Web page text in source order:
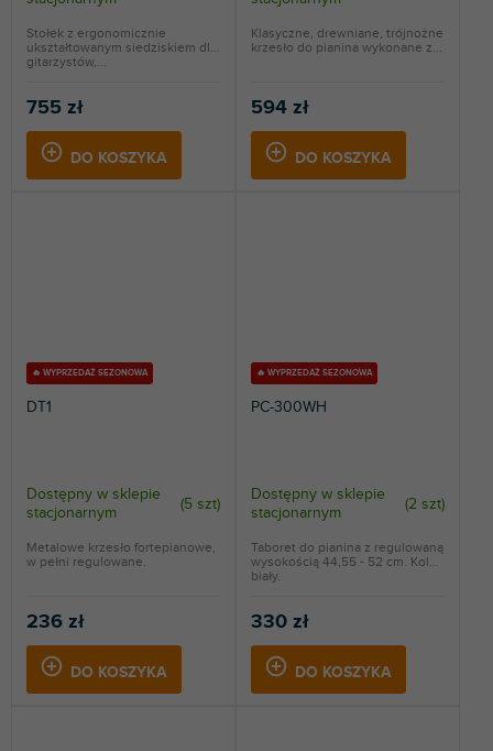
755 zł
DO KOSZYKA
Stołek z ergonomicznie
ukształtowanym siedziskiem dla
gitarzystów,...
594 zł
DO KOSZYKA
Klasyczne, drewniane, trójnożne
krzesło do pianina wykonane z...
🔥 WYPRZEDAŻ SEZONOWA
DT1
Dostępny w sklepie
stacjonarnym
(5 szt)
236 zł
DO KOSZYKA
Metalowe krzesło fortepianowe,
w pełni regulowane.
🔥 WYPRZEDAŻ SEZONOWA
PC-300WH
Dostępny w sklepie
stacjonarnym
(2 szt)
330 zł
DO KOSZYKA
Taboret do pianina z regulowaną
wysokością 44,55 - 52 cm. Kolor
biały.